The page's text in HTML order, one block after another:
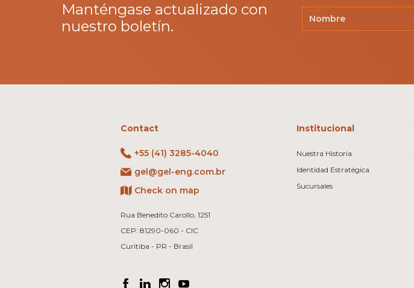
Manténgase actualizado con
nuestro boletín.
Contact
+55 (41) 3285-4040
gel@gel-eng.com.br
Check on map
Rua Benedito Carollo, 1251
CEP: 81290-060 - CIC
Curitiba - PR - Brasil
Institucional
Nuestra Historia
Identidad Estratégica
Sucursales